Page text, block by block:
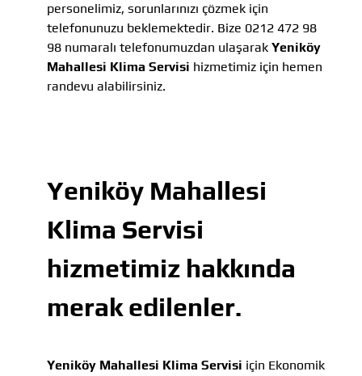
personelimiz, sorunlarınızı çözmek için
telefonunuzu beklemektedir. Bize 0212 472 98
98 numaralı telefonumuzdan ulaşarak Yeniköy
Mahallesi Klima Servisi hizmetimiz için hemen
randevu alabilirsiniz.
Yeniköy Mahallesi
Klima Servisi
hizmetimiz hakkında
merak edilenler.
Yeniköy Mahallesi Klima Servisi için Ekonomik